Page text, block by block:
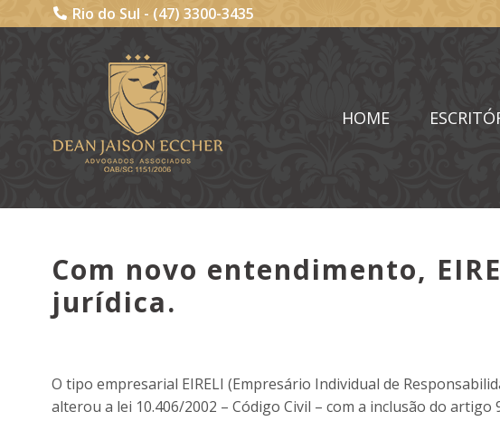
Rio do Sul - (47) 3300-3435
HOME
Com novo entendimento,
jurídica.
O tipo empresarial EIRELI (Empresário Individual de
alterou a lei 10.406/2002 – Código Civil – com a inclusão do artigo